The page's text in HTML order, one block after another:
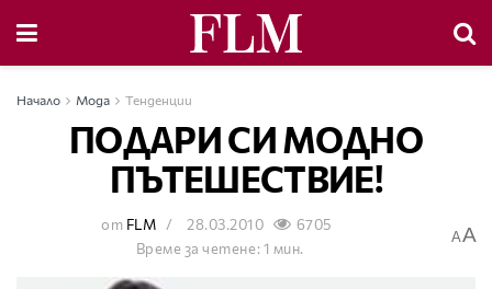
Начало Мода Тенденции
ПОДАРИ СИ МОДНО
ПЪТЕШЕСТВИЕ!
от FLM 28.03.2010
6705
Време за четене: 1 мин.
AA